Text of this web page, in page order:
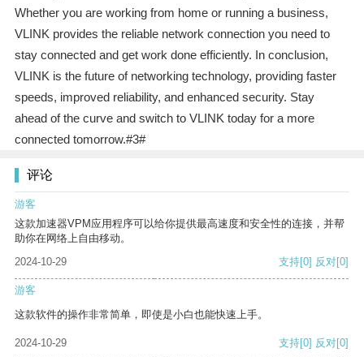
Whether you are working from home or running a business,
VLINK provides the reliable network connection you need to
stay connected and get work done efficiently. In conclusion,
VLINK is the future of networking technology, providing faster
speeds, improved reliability, and enhanced security. Stay
ahead of the curve and switch to VLINK today for a more
connected tomorrow.#3#
评论
游客
这款加速器VPM应用程序可以给你提供最高速度和安全性的连接，并帮
助你在网络上自由移动。
2024-10-29
支持[0] 反对[0]
游客
这款软件的操作非常简单，即使是小白也能快速上手。
2024-10-29 支持[0] 反对[0]